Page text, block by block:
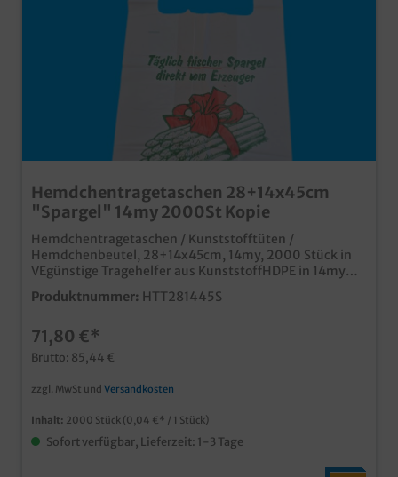
Hemdchentragetaschen 28+14x45cm
"Spargel" 14my 2000St Kopie
Hemdchentragetaschen / Kunststofftüten /
Hemdchenbeutel, 28+14x45cm, 14my, 2000 Stück in
VEgünstige Tragehelfer aus KunststoffHDPE in 14my
(nicht vom Plastiktütenverbot betroffen)stabile
Qualitätmit passendem Motiv für den
Produktnummer: HTT281445S
71,80 €*
Brutto: 85,44 €
zzgl. MwSt und Versandkosten
Inhalt: 2000 Stück (0,04 €* / 1 Stück)
Sofort verfügbar, Lieferzeit: 1-3 Tage